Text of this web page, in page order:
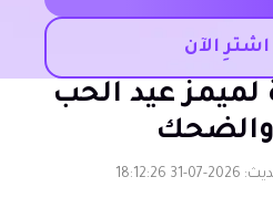
اشترِ الآن
30 فكرة لميمز عيد الحب
والضحك
31 18:12:26